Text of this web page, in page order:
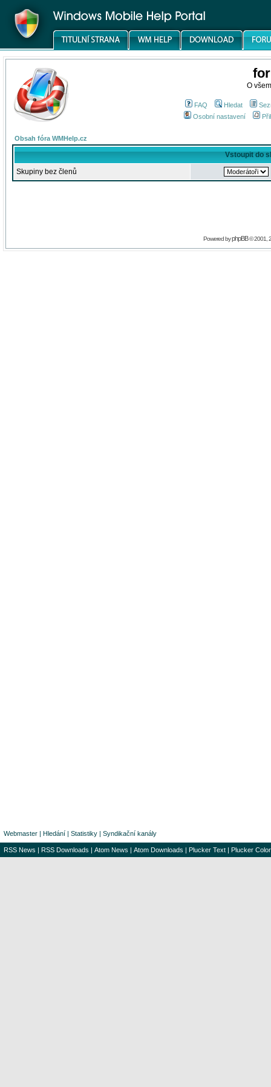
O
FAQ Hledat
Osobní nastavení
Obsah fóra WMHelp.cz
Vstoupit do
Skupiny bez členů
Powered byphpBB© 2001,
Webmaster | Hledání | Statistiky | Syndikační kanály
RSS News | RSS Downloads | Atom News | Atom Downloads | Plucker Text | Plucker Color